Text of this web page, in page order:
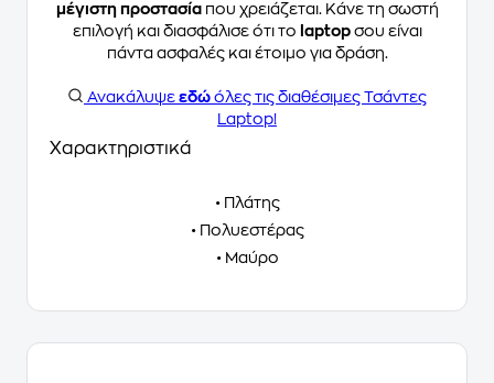
μέγιστη προστασίαπου χρειάζεται. Κάνε τη σωστή
επιλογή και διασφάλισε ότι το laptopσου είναι
πάντα ασφαλές και έτοιμο για δράση.
Ανακάλυψε εδώ όλες τις διαθέσιμες Τσάντες
Laptop!
Χαρακτηριστικά
• Πλάτης
• Πολυεστέρας
• Μαύρο